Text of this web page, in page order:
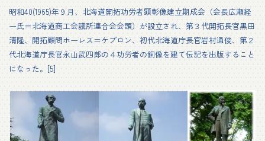
昭和40(1965)年９月、北海道開拓功労者顕彰像建立期成会（会長広瀬経
ー氏＝北海道商工会議所連合会会頭）が設立され、第３代開拓長官黒田
清隆、開拓顧問ホーレス＝ケプロン、初代北海道庁長官岩村通俊、第２
代北海道庁長官永山武四郎の４功労者の銅像を建て伝記を出版すること
になった。[5]